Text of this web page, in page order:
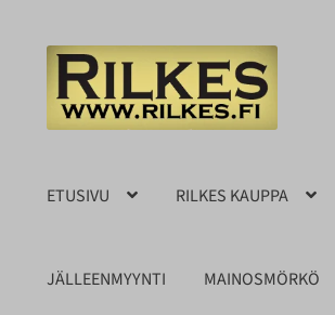
Siirry
navigointiin
Siirry
sisältöön
ETUSIVU RILKES KAUPPA
JÄLLEENMYYNTI MAINOSMÖRKÖ